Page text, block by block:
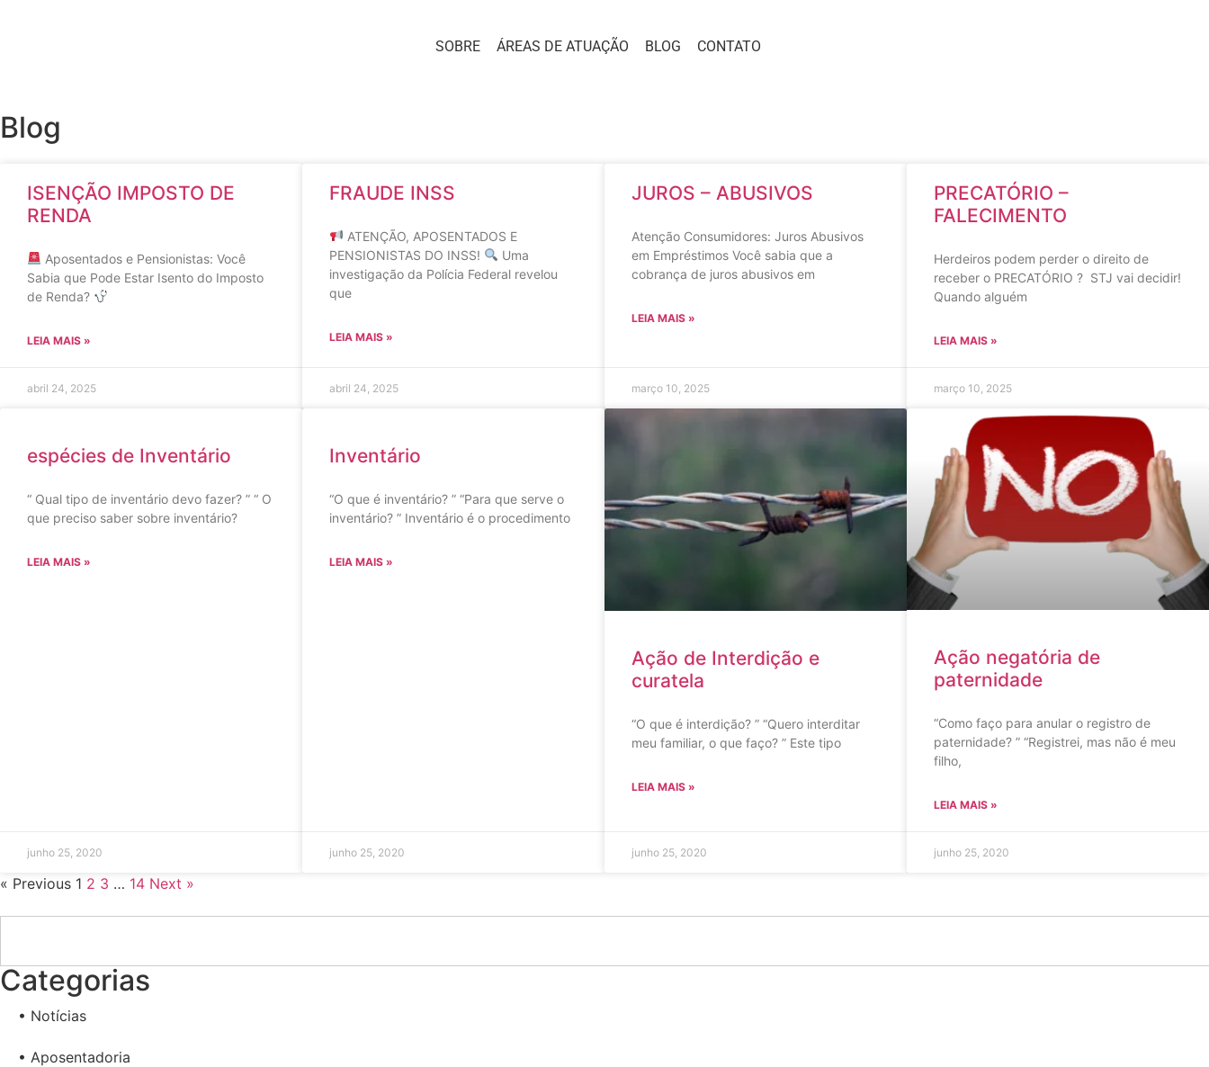
SOBRE ÁREAS DE ATUAÇÃO BLOG CONTATO
Blog
ISENÇÃO IMPOSTO DE
RENDA
Aposentados e Pensionistas: Você
Sabia que Pode Estar Isento do Imposto
de Renda?
LEIA MAIS »
abril 24, 2025
FRAUDE INSS
ATENÇÃO, APOSENTADOS E
PENSIONISTAS DO INSS!
Uma
investigação da Polícia Federal revelou
que
LEIA MAIS »
abril 24, 2025
JUROS – ABUSIVOS
Atenção Consumidores: Juros Abusivos
em Empréstimos Você sabia que a
cobrança de juros abusivos em
LEIA MAIS »
março 10, 2025
PRECATÓRIO –
FALECIMENTO
Herdeiros podem perder o direito de
receber o PRECATÓRIO ? STJ vai decidir!
Quando alguém
LEIA MAIS »
março 10, 2025
espécies de Inventário
“ Qual tipo de inventário devo fazer? ” “ O
que preciso saber sobre inventário?
LEIA MAIS »
junho 25, 2020
Inventário
“O que é inventário? ” “Para que serve o
inventário? ” Inventário é o procedimento
LEIA MAIS »
junho 25, 2020
Ação de Interdição e
curatela
“O que é interdição? ” “Quero interditar
meu familiar, o que faço? ” Este tipo
LEIA MAIS »
junho 25, 2020
Ação negatória de
paternidade
“Como faço para anular o registro de
paternidade? ” “Registrei, mas não é meu
filho,
LEIA MAIS »
junho 25, 2020
« Previous 1 2 3 … 14 Next »
Categorias
• Notícias
• Aposentadoria